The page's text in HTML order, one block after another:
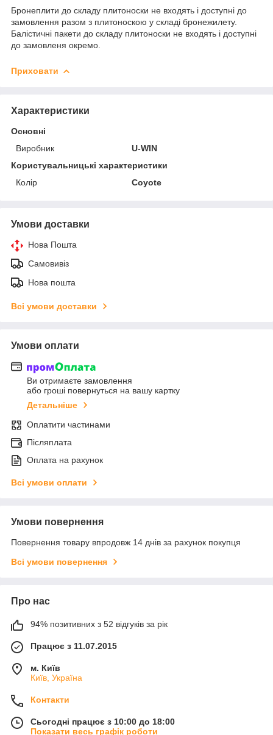
Бронеплити до складу плитоноски не входять і доступні до
замовлення разом з плитоноскою у складі бронежилету.
Балістичні пакети до складу плитоноски не входять і доступні
до замовленя окремо.
Приховати
Характеристики
Основні
Виробник
U-WIN
Користувальницькі характеристики
Колір
Coyote
Умови доставки
Нова Пошта
Самовивіз
Нова пошта
Всі умови доставки
Умови оплати
Ви отримаєте замовлення
або гроші повернуться на вашу картку
Детальніше
Оплатити частинами
Післяплата
Оплата на рахунок
Всі умови оплати
Умови повернення
Повернення товару впродовж 14 днів за рахунок покупця
Всі умови повернення
Про нас
94% позитивних з 52 відгуків за рік
Працює з 11.07.2015
м. Київ
Київ, Україна
Контакти
Сьогодні працює з 10:00 до 18:00
Показати весь графік роботи